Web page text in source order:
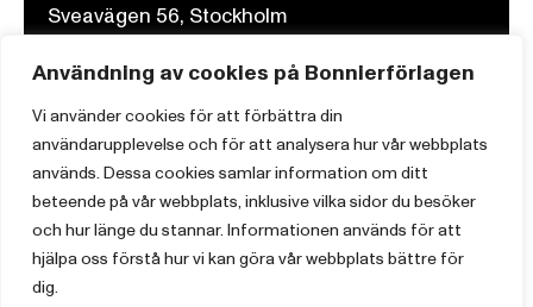
Användning av cookies på Bonnierförlagen
Vi använder cookies för att förbättra din
användarupplevelse och för att analysera hur vår webbplats
används. Dessa cookies samlar information om ditt
beteende på vår webbplats, inklusive vilka sidor du besöker
och hur länge du stannar. Informationen används för att
hjälpa oss förstå hur vi kan göra vår webbplats bättre för
dig.
Sveavägen 56, Stockholm
Postadress
Box 3159, 103 63 Stockholm
Om Bonnierförlagen
Cookies